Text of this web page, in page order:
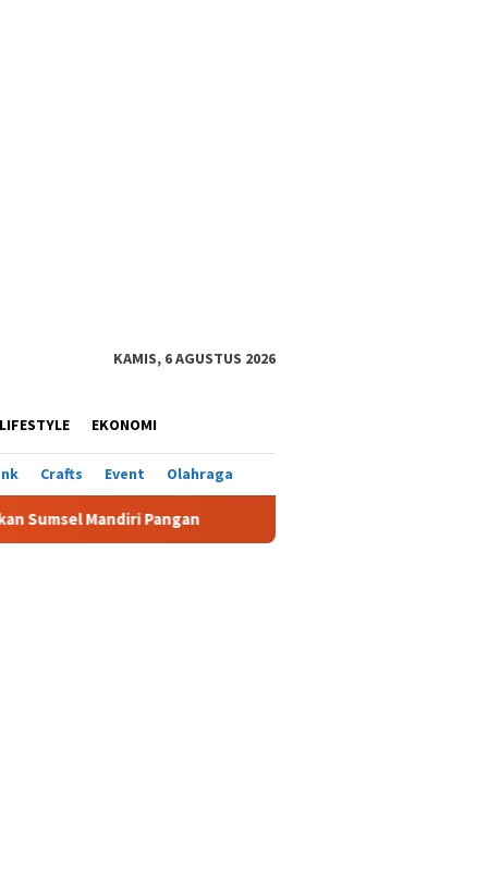
KAMIS, 6 AGUSTUS 2026
LIFESTYLE EKONOMI
Crafts Event Olahraga
Heboh! Tragedi Mutilasi di Depok: Kenalan Lewat